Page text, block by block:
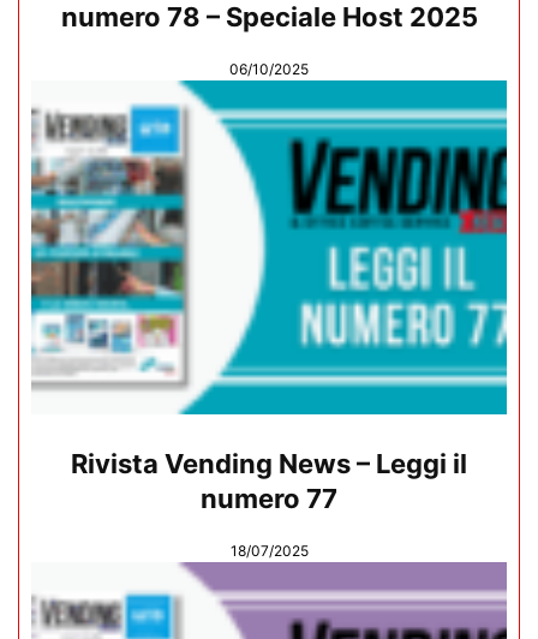
numero 78 – Speciale Host 2025
06/10/2025
Rivista Vending News – Leggi il
numero 77
18/07/2025